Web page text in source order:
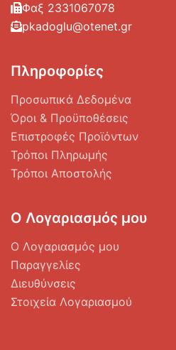
Φαξ 2331067078
pkadoglu@otenet.gr
Πληροφορίες
Προσωπικά Δεδομένα
Όροι & Προϋποθέσεις
Επιστροφές Προϊόντων
Τρόποι Πληρωμής
Τρόποι Αποστολής
Ο Λογαριασμός μου
Ο Λογαριασμός μου
Παραγγελίες
Διευθύνσεις
Στοιχεία Λογαριασμού